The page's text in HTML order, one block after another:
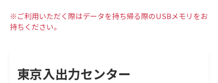
※ご利用いただく際はデータを持ち帰る際のUSBメモリをお
持ちください。
東京入出力センター